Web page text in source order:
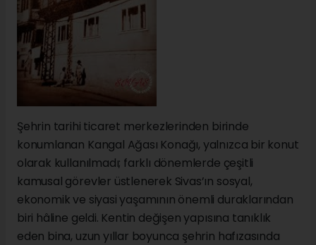
Şehrin tarihi ticaret merkezlerinden birinde
konumlanan Kangal Ağası Konağı, yalnızca bir konut
olarak kullanılmadı; farklı dönemlerde çeşitli
kamusal görevler üstlenerek Sivas’ın sosyal,
ekonomik ve siyasi yaşamının önemli duraklarından
biri hâline geldi. Kentin değişen yapısına tanıklık
eden bina, uzun yıllar boyunca şehrin hafızasında